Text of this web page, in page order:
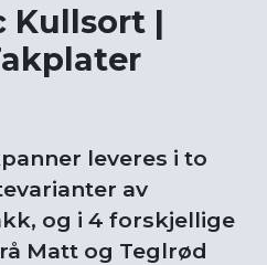
Kullsort |
leveres i to
av
og i 4 forskjellige
Matt og Teglrød